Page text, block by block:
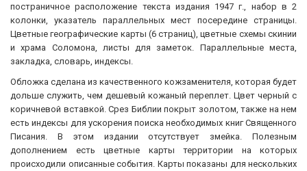
постраничное расположение текста издания 1947 г., набор в 2
колонки, указатель параллельных мест посередине страницы.
Цветные географические карты (6 страниц), цветные схемы скинии
и храма Соломона, листы для заметок. Параллельные места,
закладка, словарь, индексы.
Обложка сделана из качественного кожзаменителя, которая будет
дольше служить, чем дешевый кожаный переплет. Цвет черный с
коричневой вставкой. Срез Библии покрыт золотом, также на нем
есть индексы для ускорения поиска необходимых книг Священного
Писания. В этом издании отсутствует змейка. Полезным
дополнением есть цветные карты территории на которых
происходили описанные события. Карты показаны для нескольких